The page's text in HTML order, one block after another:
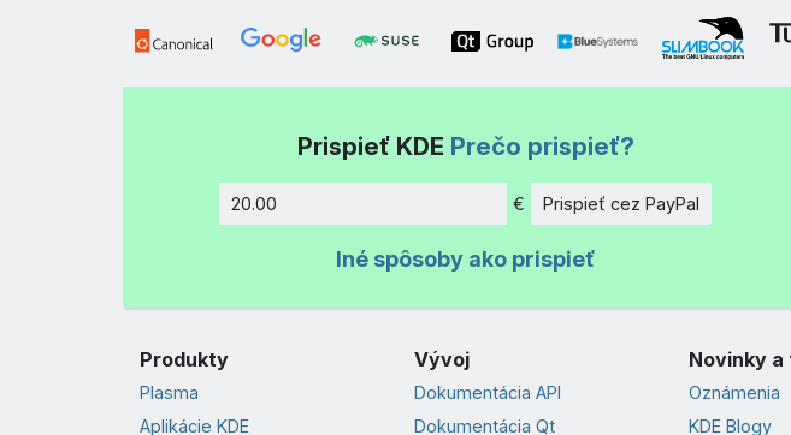
Prispieť KDE Prečo prispieť?
Množstvo
€ Prispieť cez PayPal
Iné spôsoby ako prispieť
Produkty
Plasma
Aplikácie KDE
Vývoj
Dokumentácia API
Dokumentácia Qt
Novinky a
Oznámenia
KDE Blogy